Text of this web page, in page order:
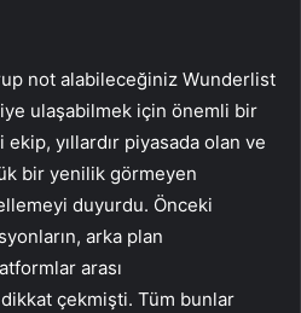
not alabileceğiniz Wunderlist
ulaşabilmek için önemli bir
yıllardır piyasada olan ve
bir yenilik görmeyen
duyurdu. Önceki
arka plan
arası
çekmişti. Tüm bunlar